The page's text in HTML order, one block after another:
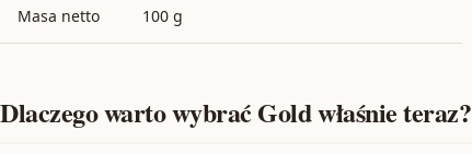
Masa netto 100 g
Dlaczego warto wybrać Gold właśnie teraz?